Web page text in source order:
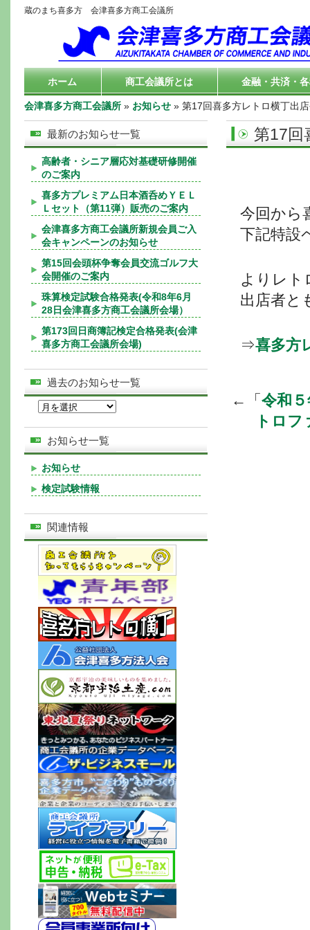
蔵のまち喜多方 会津喜多方商工会議所
ホーム 商工会議所とは 金融・共済・
会津喜多方商工会議所 » お知らせ » 第17回喜多方レトロ横丁出
第17回
今回から
下記特設
よりレト
出店者と
⇒喜多方
←「 令和
トロ
最新のお知らせ一覧
高齢者・シニア層応対基礎研修開催
のご案内
喜多方プレミアム日本酒呑めＹＥＬ
Ｌセット（第11弾）販売のご案内
会津喜多方商工会議所新規会員ご入
会キャンペーンのお知らせ
第15回会頭杯争奪会員交流ゴルフ大
会開催のご案内
珠算検定試験合格発表(令和8年6月
28日会津喜多方商工会議所会場）
第173回日商簿記検定合格発表(会津
喜多方商工会議所会場)
過去のお知らせ一覧
お知らせ一覧
お知らせ
検定試験情報
関連情報